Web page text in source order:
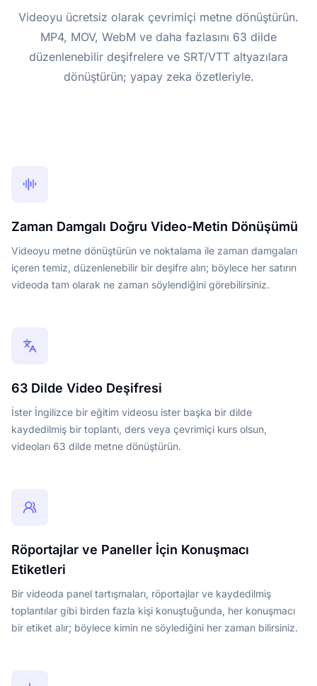
Videoyu ücretsiz olarak çevrimiçi metne dönüştürün.
MP4, MOV, WebM ve daha fazlasını 63 dilde
düzenlenebilir deşifrelere ve SRT/VTT altyazılara
dönüştürün; yapay zeka özetleriyle.
Zaman Damgalı Doğru Video-Metin Dönüşümü
Videoyu metne dönüştürün ve noktalama ile zaman damgaları
içeren temiz, düzenlenebilir bir deşifre alın; böylece her satırın
videoda tam olarak ne zaman söylendiğini görebilirsiniz.
63 Dilde Video Deşifresi
İster İngilizce bir eğitim videosu ister başka bir dilde
kaydedilmiş bir toplantı, ders veya çevrimiçi kurs olsun,
videoları 63 dilde metne dönüştürün.
Röportajlar ve Paneller İçin Konuşmacı
Etiketleri
Bir videoda panel tartışmaları, röportajlar ve kaydedilmiş
toplantılar gibi birden fazla kişi konuştuğunda, her konuşmacı
bir etiket alır; böylece kimin ne söylediğini her zaman bilirsiniz.